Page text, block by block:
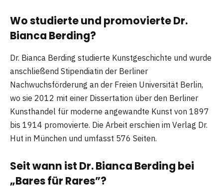
Wo studierte und promovierte Dr.
Bianca Berding?
Dr. Bianca Berding studierte Kunstgeschichte und wurde
anschließend Stipendiatin der Berliner
Nachwuchsförderung an der Freien Universität Berlin,
wo sie 2012 mit einer Dissertation über den Berliner
Kunsthandel für moderne angewandte Kunst von 1897
bis 1914 promovierte. Die Arbeit erschien im Verlag Dr.
Hut in München und umfasst 576 Seiten.
Seit wann ist Dr. Bianca Berding bei
„Bares für Rares”?